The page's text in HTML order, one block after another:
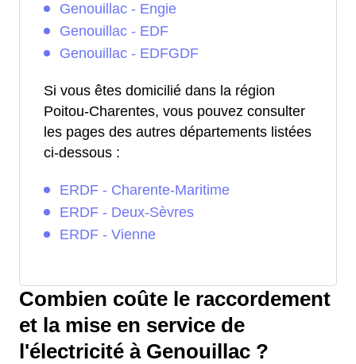
Genouillac - Engie
Genouillac - EDF
Genouillac - EDFGDF
Si vous êtes domicilié dans la région
Poitou-Charentes, vous pouvez consulter
les pages des autres départements listées
ci-dessous :
ERDF - Charente-Maritime
ERDF - Deux-Sèvres
ERDF - Vienne
Combien coûte le raccordement
et la mise en service de
l'électricité à Genouillac ?